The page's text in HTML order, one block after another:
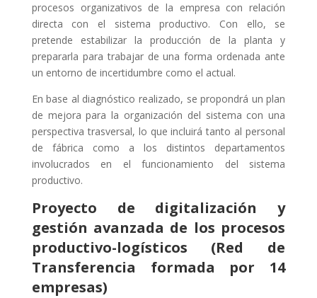
procesos organizativos de la empresa con relación
directa con el sistema productivo. Con ello, se
pretende estabilizar la producción de la planta y
prepararla para trabajar de una forma ordenada ante
un entorno de incertidumbre como el actual.
En base al diagnóstico realizado, se propondrá un plan
de mejora para la organización del sistema con una
perspectiva trasversal, lo que incluirá tanto al personal
de fábrica como a los distintos departamentos
involucrados en el funcionamiento del sistema
productivo.
Proyecto de digitalización y
gestión avanzada de los procesos
productivo-logísticos (Red de
Transferencia formada por 14
empresas)